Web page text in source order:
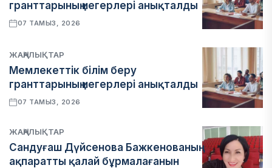
гранттарының иегерлері анықталды
07 ТАМЫЗ, 2026
ЖАҢАЛЫҚТАР
Мемлекеттік білім беру
гранттарының иегерлері анықталды
07 ТАМЫЗ, 2026
ЖАҢАЛЫҚТАР
Сандуғаш Дүйсенова Бажкенованың
ақпаратты қалай бұрмалағанын